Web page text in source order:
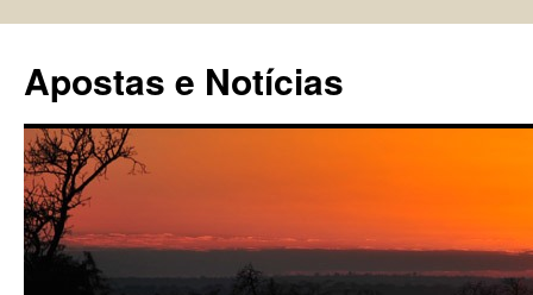
conteúdo
Apostas e Notícias